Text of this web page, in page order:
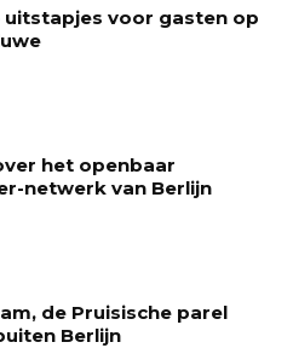
uitstapjes voor gasten op
het openbaar
netwerk van Berlijn
de Pruisische parel
Berlijn